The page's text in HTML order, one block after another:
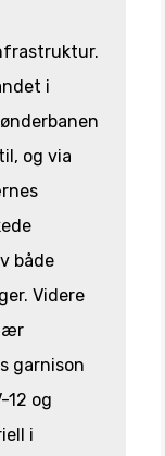
i
og via
både
Videre
garnison
12 og
i